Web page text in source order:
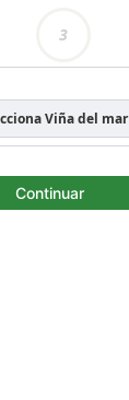
3
Viña del mar
Continuar